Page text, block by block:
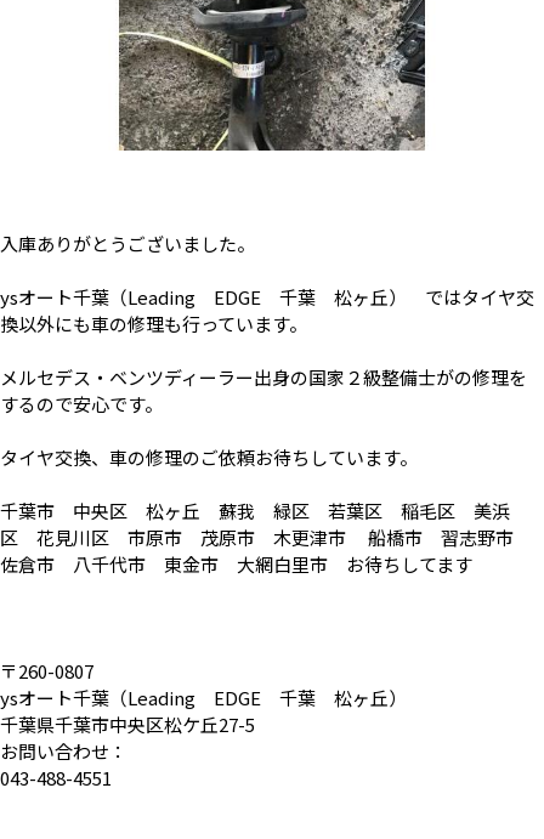
入庫ありがとうございました。
ysオート千葉（Leading EDGE 千葉 松ヶ丘） ではタイヤ交
換以外にも車の修理も行っています。
メルセデス・ベンツディーラー出身の国家２級整備士がの修理を
するので安心です。
タイヤ交換、車の修理のご依頼お待ちしています。
千葉市 中央区 松ヶ丘 蘇我 緑区 若葉区 稲毛区 美浜
区 花見川区 市原市 茂原市 木更津市 船橋市 習志野市
佐倉市 八千代市 東金市 大網白里市 お待ちしてます
〒260-0807
ysオート千葉（Leading EDGE 千葉 松ヶ丘）
千葉県千葉市中央区松ケ丘27-5
お問い合わせ：
043-488-4551